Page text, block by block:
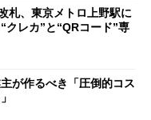
札、東京メトロ上野駅に
レカ”と“QRコード”専
が作るべき「圧倒的コス